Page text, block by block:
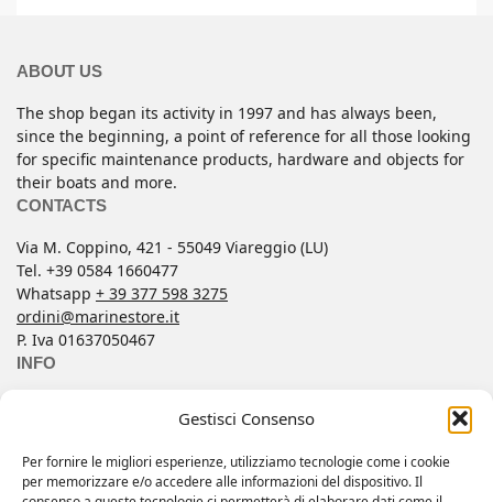
Gestisci Consenso
Per fornire le migliori esperienze, utilizziamo tecnologie come i cookie
per memorizzare e/o accedere alle informazioni del dispositivo. Il
ABOUT US
The shop began its activity in 1997 and has always been,
since the beginning, a point of reference for all those looking
for specific maintenance products, hardware and objects for
their boats and more.
CONTACTS
Via M. Coppino, 421 - 55049 Viareggio (LU)
Tel. +39 0584 1660477
Whatsapp + 39 377 598 3275
ordini@marinestore.it
P. Iva 01637050467
INFO
FAQ
My account